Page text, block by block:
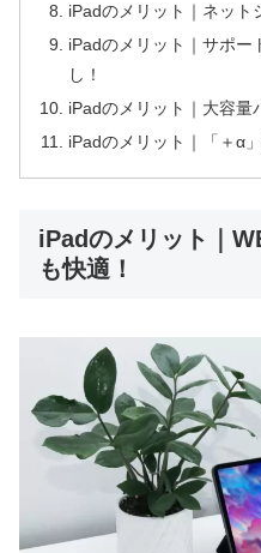
iPadのメリット｜ネット
iPadのメリット｜サポー
し！
iPadのメリット｜大容量
iPadのメリット｜「＋α
iPadのメリット｜
も快適！